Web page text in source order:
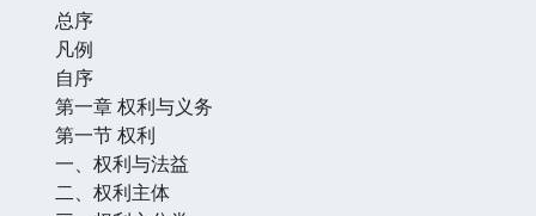
总序
凡例
自序
第一章 权利与义务
第一节 权利
一、权利与法益
二、权利主体